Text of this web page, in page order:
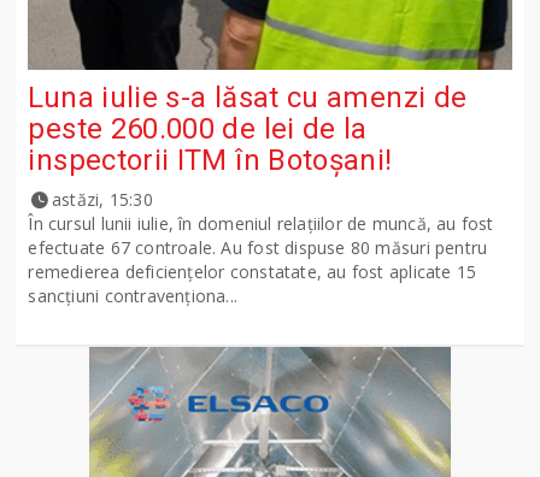
Luna iulie s-a lăsat cu amenzi de
peste 260.000 de lei de la
inspectorii ITM în Botoșani!
astăzi, 15:30
În cursul lunii iulie, în domeniul relațiilor de muncă, au fost
efectuate 67 controale. Au fost dispuse 80 măsuri pentru
remedierea deficiențelor constatate, au fost aplicate 15
sancţiuni contravenționa...